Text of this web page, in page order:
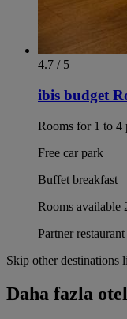
4.7 / 5
ibis budget
Rooms for 1 to 4
Free car park
Buffet breakfast
Rooms available
Partner
Skip other destinations
Daha fazla